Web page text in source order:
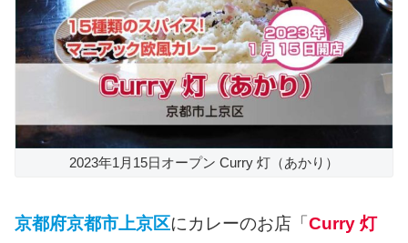
2023年1月15日オープン Curry 灯（あかり）
京都府京都市上京区にカレーのお店「Curry 灯